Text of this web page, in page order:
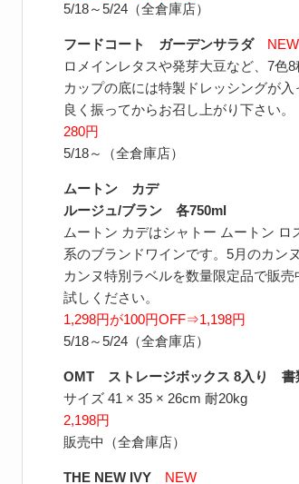
5/18～5/24（全倉庫店）
フードコート ガーデンサラダ
NEW
ロメインレタスや発芽大豆など、7色
カップの底には特製ドレッシングが
良く振ってからお召し上がり下さい。
280円
5/18～（全倉庫店）
ムートン カデ
ルージュ/ブラン 各750ml
ムートン カデはシャトー ムートン
系のブランドワインです。5月のカン
カンヌ特別ラベルを数量限定品で販
試しください。
1,298円が100円OFF⇒1,198円
5/18～5/24（全倉庫店）
OMT ストレージボックス 8入り 書
サイズ 41 × 35 × 26cm 耐20kg
2,198円
販売中（全倉庫店）
THE NEW IVY NEW